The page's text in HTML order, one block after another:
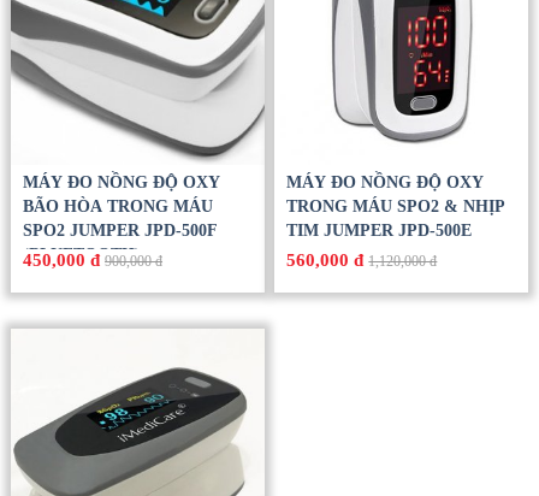
MÁY ĐO NỒNG ĐỘ OXY
BÃO HÒA TRONG MÁU
SPO2 JUMPER JPD-500F
(BLUETOOTH)
450,000 đ 900,000 đ
MÁY ĐO NỒNG ĐỘ OXY
TRONG MÁU SPO2 & NHỊP
TIM JUMPER JPD-500E
560,000 đ 1,120,000 đ